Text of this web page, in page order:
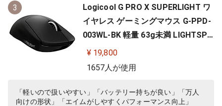
3
Logicool G PRO X SUPERLIGHT ワ
イヤレス ゲーミングマウス G-PPD-
003WL-BK 軽量 63g未満 LIGHTSPE
ED HERO 25Kセンサー POWERPLA
Y 無線 充電 対応 ゲーミング マウス
¥ 19,800
1657人が使用
「軽いので扱いやすい」「バッテリー持ちが良い」「万人
向けの形状」「エイムがしやすくパフォーマンス向上」